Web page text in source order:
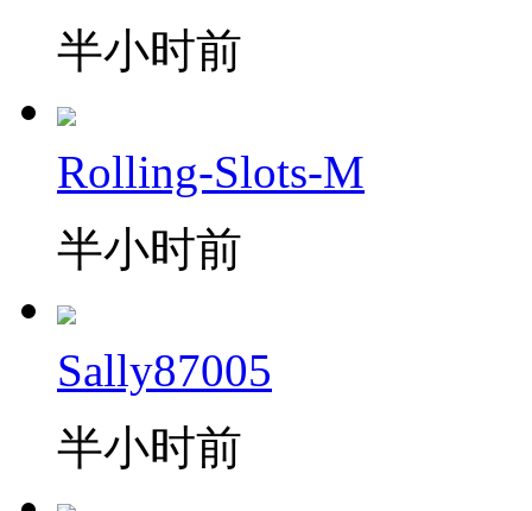
半小时前
Rolling-Slots-M
半小时前
Sally87005
半小时前